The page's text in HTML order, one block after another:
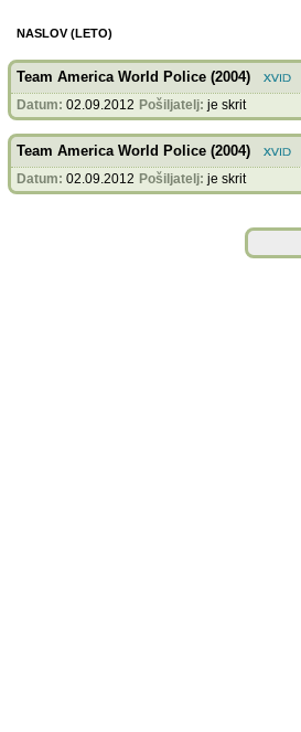
NASLOV (LETO)
Team America World Police (2004)
Datum: 02.09.2012 Pošiljatelj: je skrit
Team America World Police (2004)
Datum: 02.09.2012 Pošiljatelj: je skrit